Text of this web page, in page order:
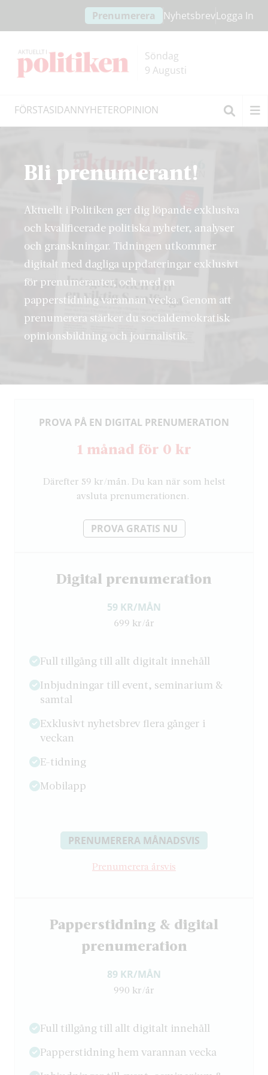
innehållet
headern
Prenumerera NyhetsbrevLogga In
Söndag
9 Augusti
FÖRSTASIDANNYHETEROPINION
Bli prenumerant!
Aktuellt i Politiken ger dig löpande exklusiva
och kvalificerade politiska nyheter, analyser
och granskningar. Tidningen utkommer
digitalt med dagliga uppdateringar exklusivt
för prenumeranter, och med en
papperstidning varannan vecka. Genom att
prenumerera stärker du socialdemokratisk
opinionsbildning och journalistik.
PROVA PÅ EN DIGITAL PRENUMERATION
1 månad för 0 kr
Därefter 59 kr/mån. Du kan när som helst
avsluta prenumerationen.
PROVA GRATIS NU
Digital prenumeration
59 KR/MÅN
699 kr/år
Full tillgång till allt digitalt innehåll
Inbjudningar till event, seminarium &
samtal
Exklusivt nyhetsbrev flera gånger i
veckan
E-tidning
Mobilapp
PRENUMERERA MÅNADSVIS
Prenumerera årsvis
Papperstidning & digital
prenumeration
89 KR/MÅN
990 kr/år
Full tillgång till allt digitalt innehåll
Papperstidning hem varannan vecka